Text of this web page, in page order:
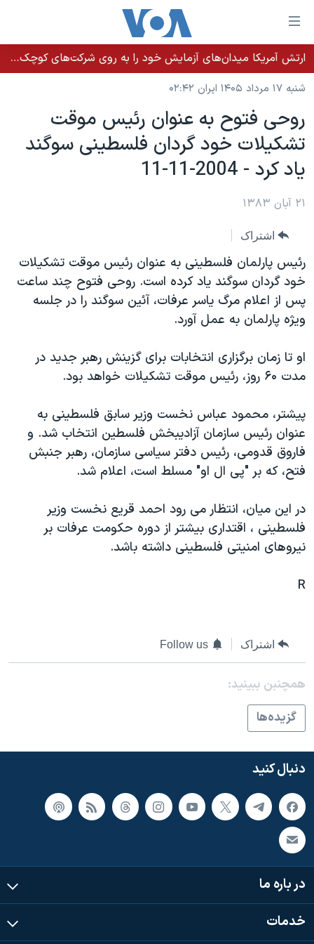
لینکهای
قابل
دسترسی
جهش
محتوای
اصلی
جهش
صفحه
جهش
جستجو
خانه
نسخه سبک وب‌سایت
موضوع ها
ایران
آمریکا
جهان
ویژه برنامه‌ها
ویدیوها
فرهنگ و زندگی
حقوق شهروندی
اقتصادی
اسرائیل در جنگ
گالری عکس
آرشیو پخش زنده
برنامه های تلویزیونی
جدول برنامه ها
صفحه‌های ویژه
۲۵۰سالگی آمریکا
بایگانی برنامه‌های تلویزیونی
مستندها
انتخابات ریاست جمهوری آمریکا ۲۰۲۴
حمله جمهوری اسلامی به اسرائیل
ورزش زنان در ایران
اعتراضات زن، زندگی، آزادی
مجموعه مستندهای دادخواهی
تریبونال مردمی آبان ۹۸
دادگاه حمید نوری
چهل سال گروگان‌گیری
همایش محافظه‌کاران آمریکا «سی‌پک»
صفحه‌های ویژه
سفر پرزیدنت ترامپ به چین
فرکانس‌های صدای آمریکا
پخش رادیویی
یادگیری زبان انگلیسی
دنبال کنید
زبانهای مختلف
ارتش آمریکا میدان‌های آزمایش خود را به روی شرکت‌های کوچک می‌گشاید تا تسلیحات سریع‌تر به میدان نبرد برسد
شنبه ۱۷ مرداد ۱۴۰۵ ایران ۰۲:۴۲
روحی فتوح به عنوان رئيس موقت
تشکيلات خود گردان فلسطينی سوگند
ياد کرد - 2004-11-11
۲۱ آبان ۱۳۸۳
اشتراک
رئيس پارلمان فلسطينی به عنوان رئيس موقت تشکيلات
خود گردان سوگند ياد کرده است. روحی فتوح چند ساعت
پس از اعلام مرگ ياسر عرفات، آئين سوگند را در جلسه
ويژه پارلمان به عمل آورد.
او تا زمان برگزاری انتخابات برای گزينش رهبر جديد در
مدت ۶۰ روز، رئيس موقت تشکيلات خواهد بود.
پيشتر، محمود عباس نخست وزير سابق فلسطينی به
عنوان رئيس سازمان آزاديبخش فلسطين انتخاب شد. و
فاروق قدومی، رئيس دفتر سياسی سازمان، رهبر جنبش
فتح، که بر "پی ال او" مسلط است، اعلام شد.
در اين ميان، انتظار می رود احمد قريع نخست وزير
فلسطينی ، اقتداری بيشتر از دوره حکومت عرفات بر
نيروهای امنيتی فلسطينی داشته باشد.
R
اشتراک Follow us
همچنبن ببینید:
گزيده‌ها
دنبال کنید
در باره ما
خدمات